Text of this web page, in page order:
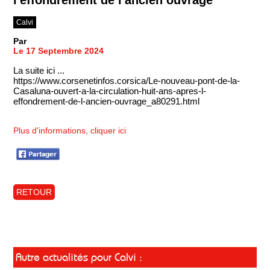
Calvi
Par
Le 17 Septembre 2024
La suite ici ...
https://www.corsenetinfos.corsica/Le-nouveau-pont-de-la-
Casaluna-ouvert-a-la-circulation-huit-ans-apres-l-
effondrement-de-l-ancien-ouvrage_a80291.html
Plus d'informations, cliquer ici
RETOUR
Autre actualités pour Calvi :